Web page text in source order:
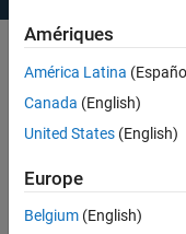
Select license
Intended Use
Intended Use
Startups
Academic
Amériques
América Latina
Canada (English)
United States (English)
Europe
Belgium (English)